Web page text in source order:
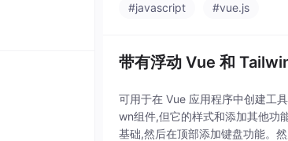
#javascript #vue.js
带有浮动 Vue 和
可用于在 Vue 应用程序中创建工
wn组件,但它的样式和添加其他功
基础,然后在顶部添加键盘功能。